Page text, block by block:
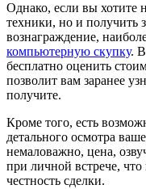
Однако, если вы хотите
техники, но и получить
вознаграждение,
компьютерную скупку.
бесплатно оценить
позволит вам заранее
получите.
Кроме того, есть
детального осмотра
немаловажно, цена,
при личной встрече, что
честность сделки.